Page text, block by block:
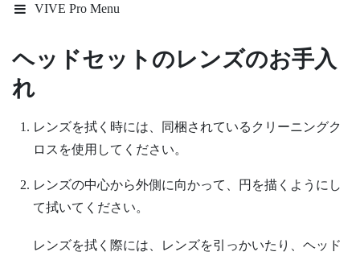
VIVE Pro Menu
ヘッドセットのレンズのお手入
れ
レンズを拭く時には、同梱されているクリーニングク
ロスを使用してください。
レンズの中心から外側に向かって、円を描くようにし
て拭いてください。
レンズを拭く際には、レンズを引っかいたり、ヘッド